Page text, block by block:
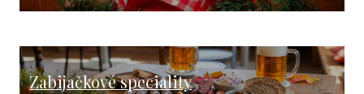
Zabijačkové speciality